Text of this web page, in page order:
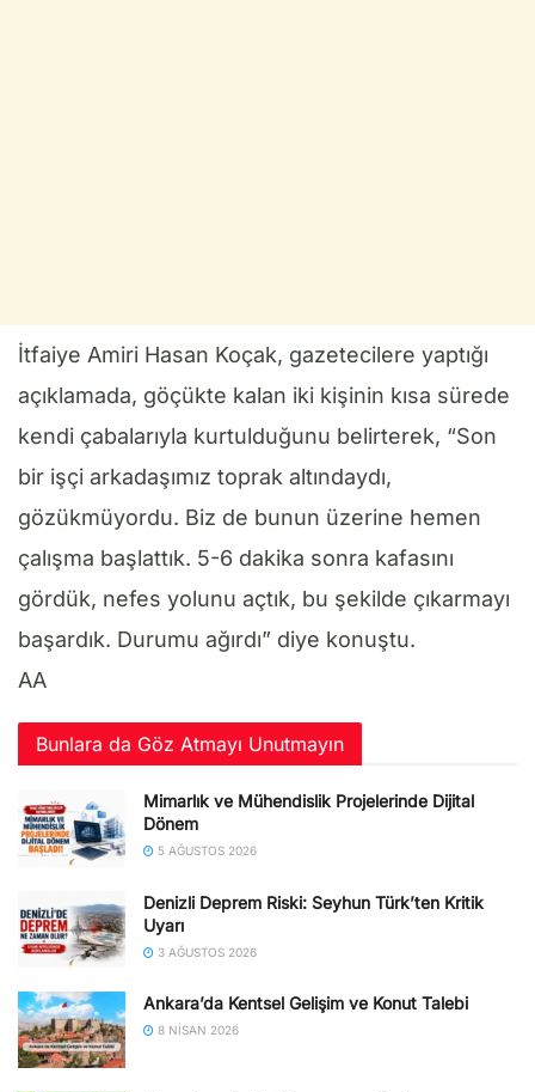
İtfaiye Amiri Hasan Koçak, gazetecilere yaptığı
açıklamada, göçükte kalan iki kişinin kısa sürede
kendi çabalarıyla kurtulduğunu belirterek, “Son
bir işçi arkadaşımız toprak altındaydı,
gözükmüyordu. Biz de bunun üzerine hemen
çalışma başlattık. 5-6 dakika sonra kafasını
gördük, nefes yolunu açtık, bu şekilde çıkarmayı
başardık. Durumu ağırdı” diye konuştu.
AA
Bunlara da Göz Atmayı Unutmayın
Mimarlık ve Mühendislik Projelerinde Dijital
Dönem
5 AĞUSTOS 2026
Denizli Deprem Riski: Seyhun Türk’ten Kritik
Uyarı
3 AĞUSTOS 2026
Ankara’da Kentsel Gelişim ve Konut Talebi
8 NISAN 2026